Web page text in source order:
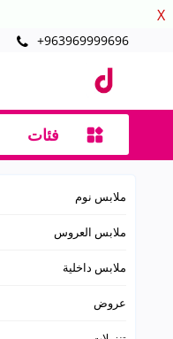
X
+963969999696
فئات
ملابس نوم
ملابس العروس
ملابس داخلية
عروض